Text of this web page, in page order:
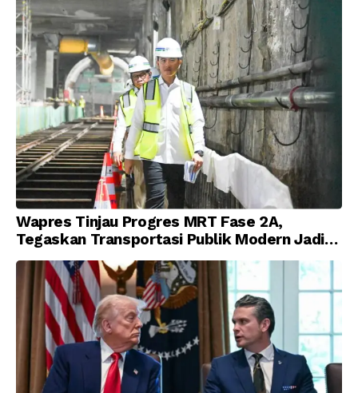
Wapres Tinjau Progres MRT Fase 2A,
Tegaskan Transportasi Publik Modern Jadi
Prioritas Nasional